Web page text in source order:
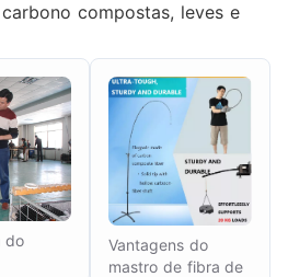
compostas, leves e
do
Vantagens do
mastro de fibra de